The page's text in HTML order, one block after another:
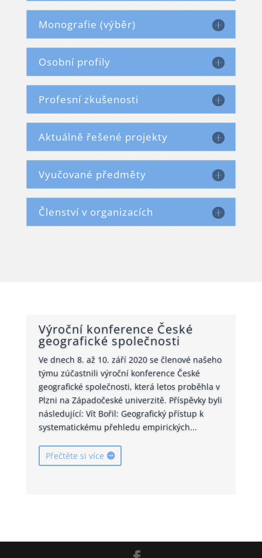
Monografie (výběr)
Osobní profily
Profesní zkušenosti
Aktuálně řešené projekty
Vyučované předměty
Členství v organizacích
Výroční konference České
geografické společnosti
Ve dnech 8. až 10. září 2020 se členové našeho
týmu zúčastnili výroční konference České
geografické společnosti, která letos proběhla v
Plzni na Západočeské univerzitě. Příspěvky byli
následující: Vít Bořil: Geografický přístup k
systematickému přehledu empirických...
Přečtěte si více